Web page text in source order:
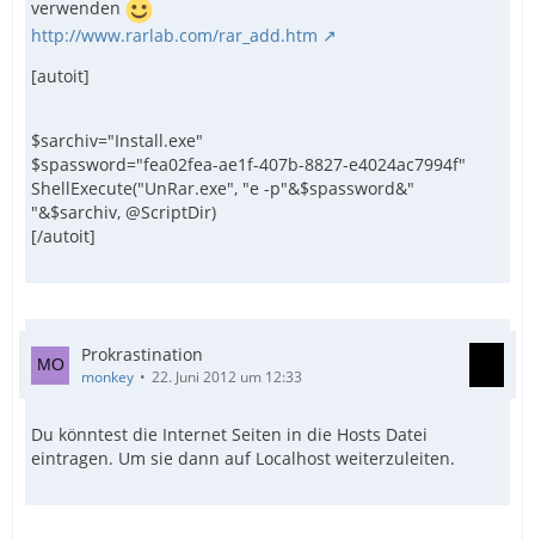
verwenden
http://www.rarlab.com/rar_add.htm
[autoit]
$sarchiv="Install.exe"
$spassword="fea02fea-ae1f-407b-8827-e4024ac7994f"
ShellExecute("UnRar.exe", "e -p"&$spassword&"
"&$sarchiv, @ScriptDir)
[/autoit]
Prokrastination
monkey 22. Juni 2012 um 12:33
Du könntest die Internet Seiten in die Hosts Datei
eintragen. Um sie dann auf Localhost weiterzuleiten.